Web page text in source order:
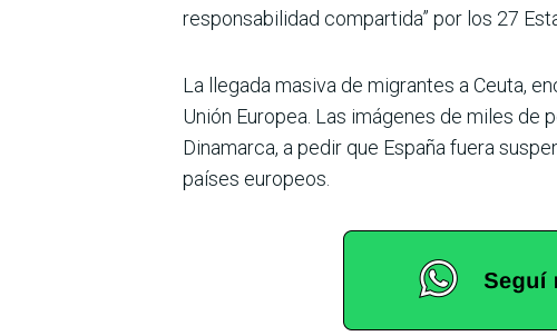
responsabilidad compartida” por los 27
La llegada masiva de migrantes a Ceuta,
Unión Europea. Las imágenes de miles
Dinamarca, a pedir que España fuera
países europeos.